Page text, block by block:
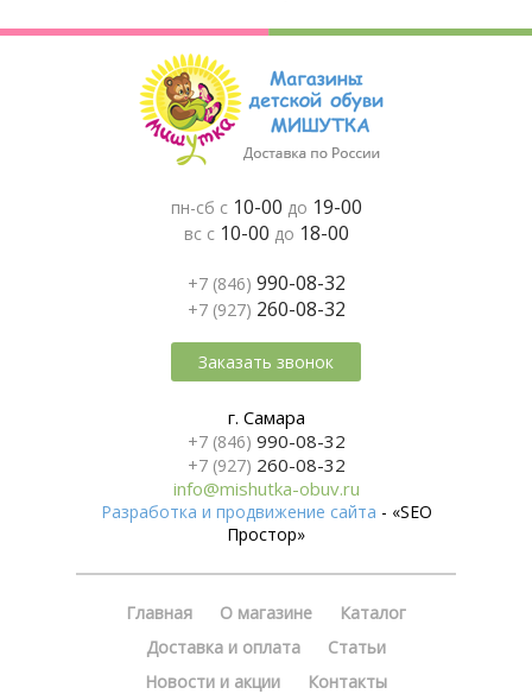
пн-сб с 10-00 до 19-00
вс с 10-00 до 18-00
+7 (846) 990-08-32
+7 (927) 260-08-32
Заказать звонок
г. Самара
+7 (846) 990-08-32
+7 (927) 260-08-32
info@mishutka-obuv.ru
Разработка и продвижение сайта - «SEO
Простор»
Главная О магазине
Каталог
Доставка и оплата
Статьи
Новости и акции
Контакты